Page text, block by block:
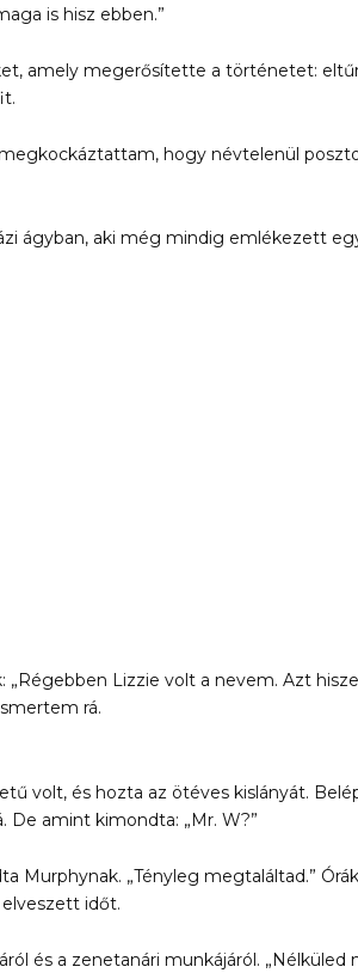
is hisz ebben.”
amely megerősítette a történetet:
hogy névtelenül
ágyban, aki még mindig emlékezett
Lizzie volt a nevem. Azt
rá.
volt, és hozta az ötéves kislányát.
De amint kimondta: „Mr. W?”
Murphynak. „Tényleg megtaláltad.”
időt.
és a zenetanári munkájáról. „Nélküled